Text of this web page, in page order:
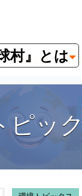
村』とは
環境情報
ピッ